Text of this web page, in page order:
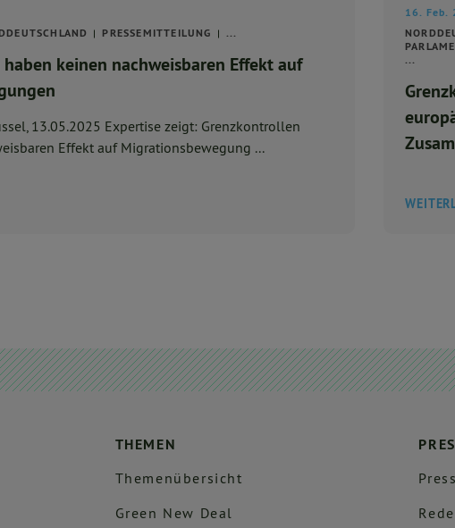
PRESSEMITTEILUNG ...
keinen nachweisbaren Effekt auf
13.05.2025 Expertise zeigt: Grenzkontrollen
Effekt auf Migrationsbewegung ...
16. Feb.
...
THEMEN
Themenübersicht
Green New Deal